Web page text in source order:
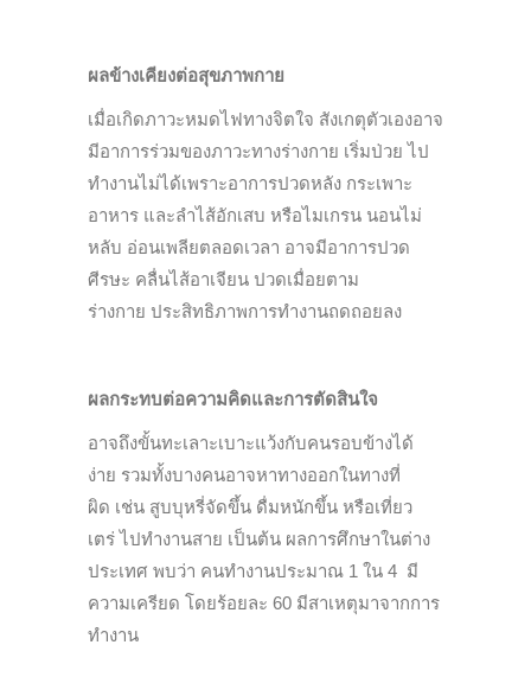
ผลข้างเคียงต่อสุขภาพกาย
เมื่อเกิดภาวะหมดไฟทางจิตใจ สังเกตุตัวเองอาจ
มีอาการร่วมของภาวะทางร่างกาย เริ่มป่วย ไป
ทำงานไม่ได้เพราะอาการปวดหลัง กระเพาะ
อาหาร และลำไส้อักเสบ หรือไมเกรน นอนไม่
หลับ อ่อนเพลียตลอดเวลา อาจมีอาการปวด
ศีรษะ คลื่นไส้อาเจียน ปวดเมื่อยตาม
ร่างกาย ประสิทธิภาพการทำงานถดถอยลง
ผลกระทบต่อความคิดและการตัดสินใจ
อาจถึงขั้นทะเลาะเบาะแว้งกับคนรอบข้างได้
ง่าย รวมทั้งบางคนอาจหาทางออกในทางที่
ผิด เช่น สูบบุหรี่จัดขึ้น ดื่มหนักขึ้น หรือเที่ยว
เตร่ ไปทำงานสาย เป็นต้น ผลการศึกษาในต่าง
ประเทศ พบว่า คนทำงานประมาณ 1 ใน 4 มี
ความเครียด โดยร้อยละ 60 มีสาเหตุมาจากการ
ทำงาน